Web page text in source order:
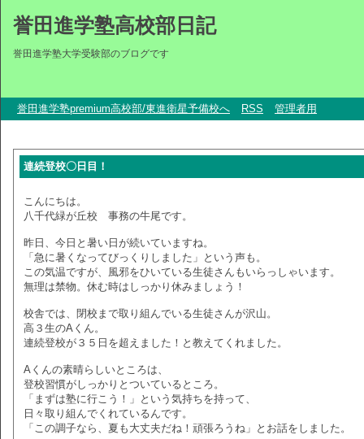
誉田進学塾高校部日記
誉田進学塾大学受験部のブログです
誉田進学塾premium高校部/東進衛星予備校へ RSS 管理者用
連続登校〇日目！
こんにちは。
八千代緑が丘校 事務の牛尾です。
昨日、今日と暑い日が続いていますね。
「急に暑くなってびっくりしました」という声も。
この気温ですが、風邪をひいている生徒さんもいらっしゃいます。
無理は禁物。休む時はしっかり休みましょう！
校舎では、閉校まで取り組んでいる生徒さんが沢山。
高３生のAくん。
連続登校が３５日を超えました！と教えてくれました。
Aくんの素晴らしいところは、
登校習慣がしっかりとついているところ。
「まずは塾に行こう！」という気持ちを持って、
日々取り組んでくれているんです。
「この調子なら、夏も大丈夫だね！頑張ろうね」とお話をしました。